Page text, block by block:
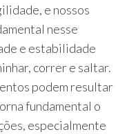
e nossos
nesse
e estabilidade
correr e saltar.
podem resultar
fundamental o
especialmente